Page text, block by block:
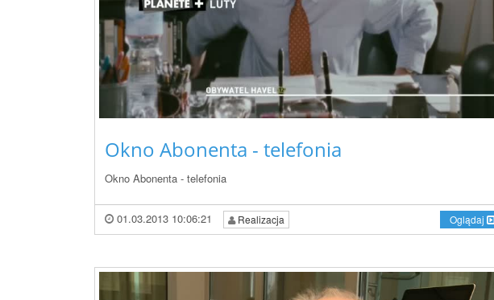
Okno Abonenta - telefonia
Okno Abonenta - telefonia
01.03.2013 10:06:21 Realizacja Oglądaj